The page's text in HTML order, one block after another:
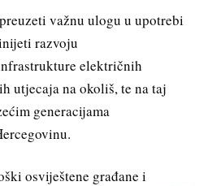
preuzeti važnu ulogu u upotrebi
razvoju
električnih
utjecaja na okoliš, te na taj
generacijama
osviještene građane i